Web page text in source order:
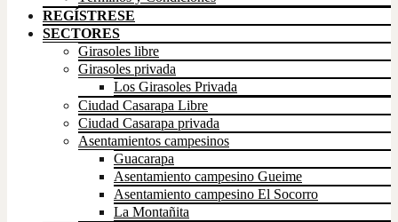
REGÍSTRESE
SECTORES
Girasoles libre
Girasoles privada
Los Girasoles Privada
Ciudad Casarapa Libre
Ciudad Casarapa privada
Asentamientos campesinos
Guacarapa
Asentamiento campesino Gueime
Asentamiento campesino El Socorro
La Montañita